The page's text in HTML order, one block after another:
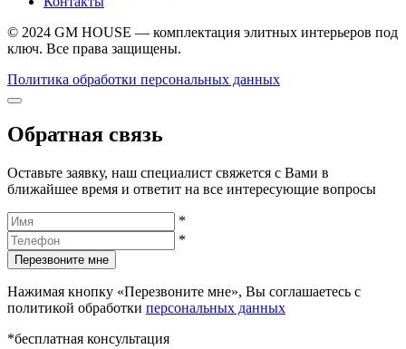
© 2024 GM HOUSE — комплектация элитных интерьеров под
ключ. Все права защищены.
Политика обработки персональных данных
Обратная связь
Оставьте заявку, наш специалист свяжется с Вами в
ближайшее время и ответит на все интересующие вопросы
*
*
Перезвоните мне
Нажимая кнопку «Перезвоните мне», Вы соглашаетесь с
политикой обработки персональных данных
*бесплатная консультация